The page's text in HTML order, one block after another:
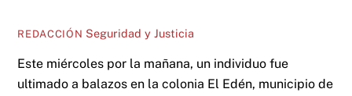
REDACCIÓN Seguridad y Justicia
Este miércoles por la mañana, un individuo fue
ultimado a balazos en la colonia El Edén, municipio de